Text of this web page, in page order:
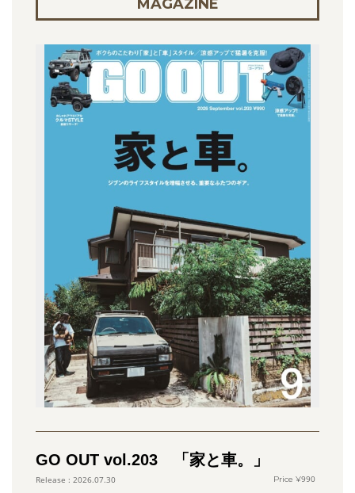
MAGAZINE
GO OUT vol.203 「家と車。」
2026.07.30 990